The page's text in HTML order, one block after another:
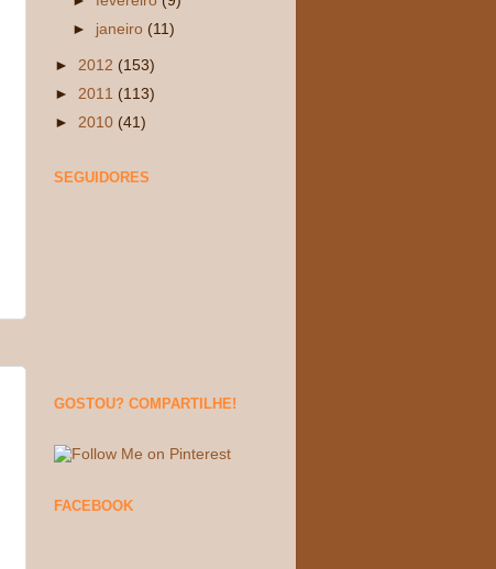
► janeiro (11)
► 2012 (153)
► 2011 (113)
► 2010 (41)
SEGUIDORES
GOSTOU? COMPARTILHE!
FACEBOOK